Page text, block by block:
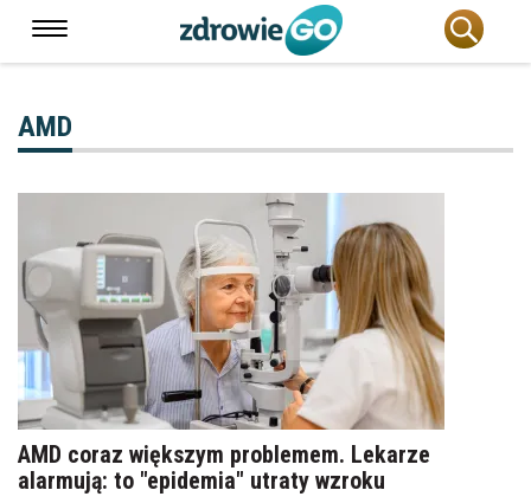
AMD
AMD coraz większym problemem. Lekarze
alarmują: to "epidemia" utraty wzroku